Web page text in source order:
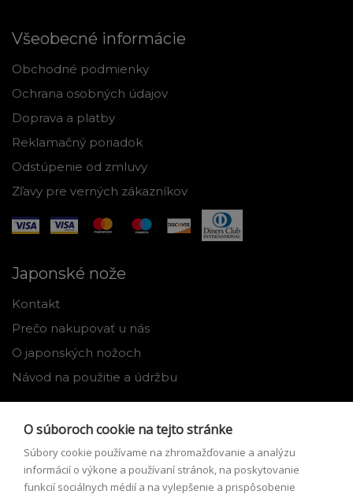
Všeobecné informácie
Obchodné podmienky
Ochrana osobných údajov
Doprava a platby
Reklamačný poriadok
Odstúpenie od zmluvy
Zľavy pre verných zákazníkov
Japonské nože
Kontakt
Prečo nakupovať u nás
O japonských nožoch
Návod na použitie a údržbu
Môj profil
Zabudnuté heslo
O súboroch cookie na tejto stránke
Súbory cookie používame na zhromažďovanie a analýzu
informácií o výkone a používaní stránok, na poskytovanie
funkcií sociálnych médií a na vylepšenie a prispôsobenie